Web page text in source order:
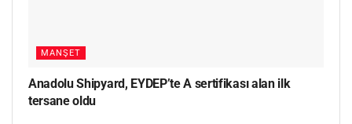
MANŞET
Anadolu Shipyard, EYDEP’te A sertifikası alan ilk
tersane oldu